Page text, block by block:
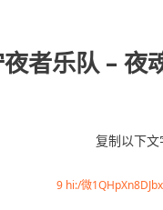
者乐队 – 夜
复制以下
9 hi:/微